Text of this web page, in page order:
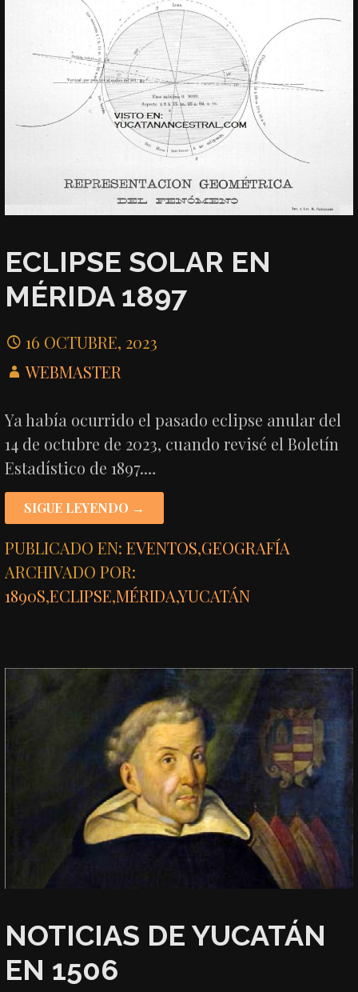
ECLIPSE SOLAR EN
MÉRIDA 1897
16 OCTUBRE, 2023
WEBMASTER
Ya había ocurrido el pasado eclipse anular del
14 de octubre de 2023, cuando revisé el Boletín
Estadístico de 1897.…
SIGUE LEYENDO →
PUBLICADO EN:EVENTOS,GEOGRAFÍA
ARCHIVADO POR:
1890S,ECLIPSE,MÉRIDA,YUCATÁN
NOTICIAS DE YUCATÁN
EN 1506